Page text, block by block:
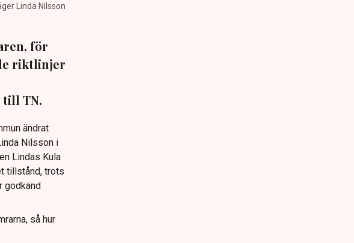
Linda Nilsson
för
riktlinjer
TN.
ändrat
Nilsson i
Lindas Kula
tillstånd, trots
godkänd
så hur